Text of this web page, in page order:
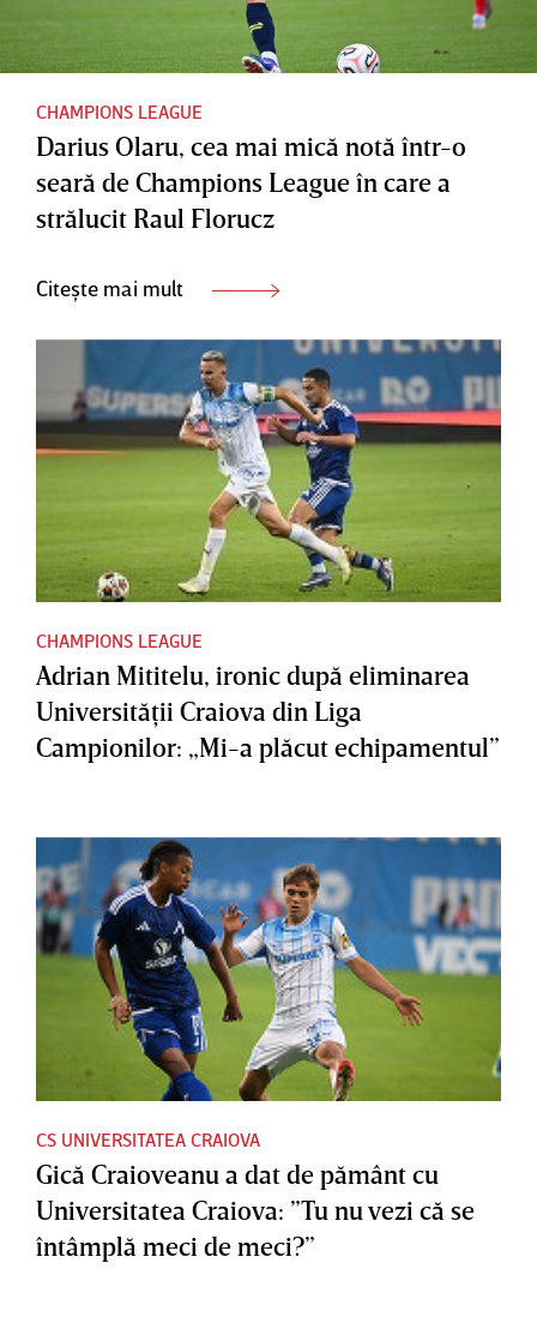
CHAMPIONS LEAGUE
Darius Olaru, cea mai mică notă într-o
seară de Champions League în care a
strălucit Raul Florucz
Citește mai mult
CHAMPIONS LEAGUE
Adrian Mititelu, ironic după eliminarea
Universităţii Craiova din Liga
Campionilor: „Mi-a plăcut echipamentul”
CS UNIVERSITATEA CRAIOVA
Gică Craioveanu a dat de pământ cu
Universitatea Craiova: ”Tu nu vezi că se
întâmplă meci de meci?”